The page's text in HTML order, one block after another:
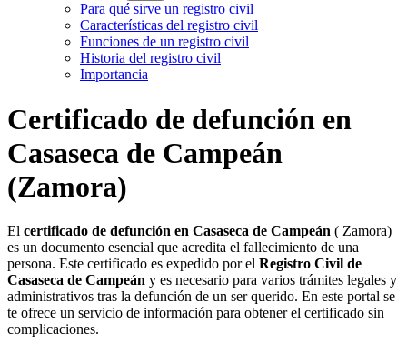
Para qué sirve un registro civil
Características del registro civil
Funciones de un registro civil
Historia del registro civil
Importancia
Certificado de defunción en
Casaseca de Campeán
(Zamora)
El certificado de defunción en Casaseca de Campeán ( Zamora)
es un documento esencial que acredita el fallecimiento de una
persona. Este certificado es expedido por el Registro Civil de
Casaseca de Campeán y es necesario para varios trámites legales y
administrativos tras la defunción de un ser querido. En este portal se
te ofrece un servicio de información para obtener el certificado sin
complicaciones.